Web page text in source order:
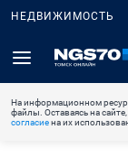
НЕДВИЖИМОСТЬ
На информационном
файлы. Оставаясь на
согласиена их